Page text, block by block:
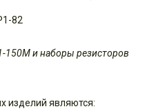
82
и наборы резисторов
изделий являются: